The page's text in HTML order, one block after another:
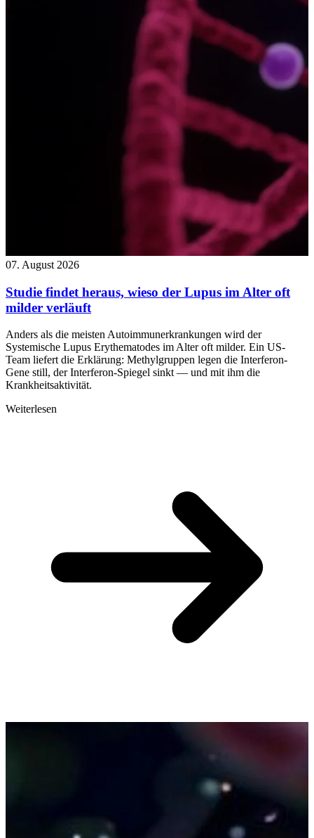
07. August 2026
Studie findet heraus, wieso der Lupus im Alter oft
milder verläuft
Anders als die meisten Autoimmunerkrankungen wird der
Systemische Lupus Erythematodes im Alter oft milder. Ein US-
Team liefert die Erklärung: Methylgruppen legen die Interferon-
Gene still, der Interferon-Spiegel sinkt — und mit ihm die
Krankheitsaktivität.
Weiterlesen